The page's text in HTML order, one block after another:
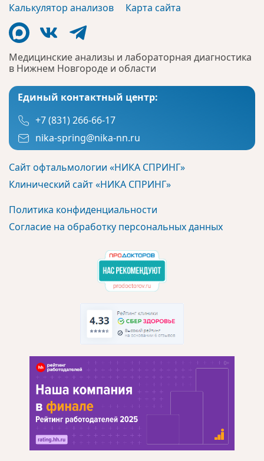
Медицинские анализы и лабораторная диагностика
в Нижнем Новгороде и области
Единый контактный центр:
+7 (831) 266-66-17
nika-spring@nika-nn.ru
Сайт офтальмологии «НИКА СПРИНГ»
Клинический сайт «НИКА СПРИНГ»
Политика конфиденциальности
Согласие на обработку персональных данных
Калькулятор анализов
Карта сайта